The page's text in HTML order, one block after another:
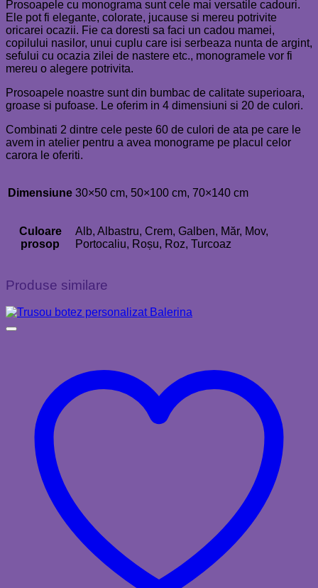
Prosoapele cu monograma sunt cele mai versatile cadouri.
Ele pot fi elegante, colorate, jucause si mereu potrivite
oricarei ocazii. Fie ca doresti sa faci un cadou mamei,
copilului nasilor, unui cuplu care isi serbeaza nunta de argint,
sefului cu ocazia zilei de nastere etc., monogramele vor fi
mereu o alegere potrivita.
Prosoapele noastre sunt din bumbac de calitate superioara,
groase si pufoase. Le oferim in 4 dimensiuni si 20 de culori.
Combinati 2 dintre cele peste 60 de culori de ata pe care le
avem in atelier pentru a avea monograme pe placul celor
carora le oferiti.
Dimensiune 30×50 cm, 50×100 cm, 70×140 cm
Culoare
prosop
Alb, Albastru, Crem, Galben, Măr, Mov,
Portocaliu, Roșu, Roz, Turcoaz
Produse similare